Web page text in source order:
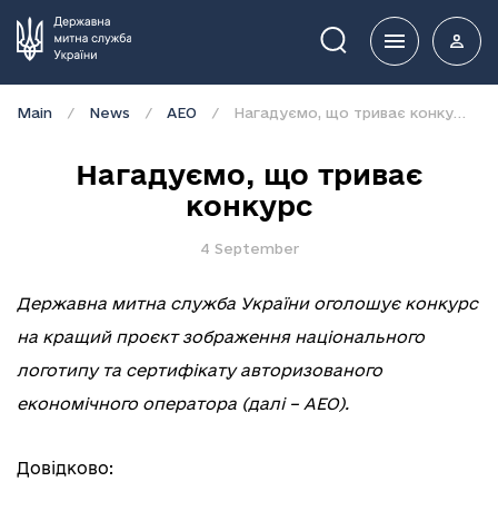
Пошук
Main News АЕО
Нагадуємо, що триває
конкурс
4 September
Державна митна служба України оголошує конкурс
на кращий проєкт зображення національного
логотипу та сертифікату авторизованого
економічного оператора (далі – АЕО).
Довідково: